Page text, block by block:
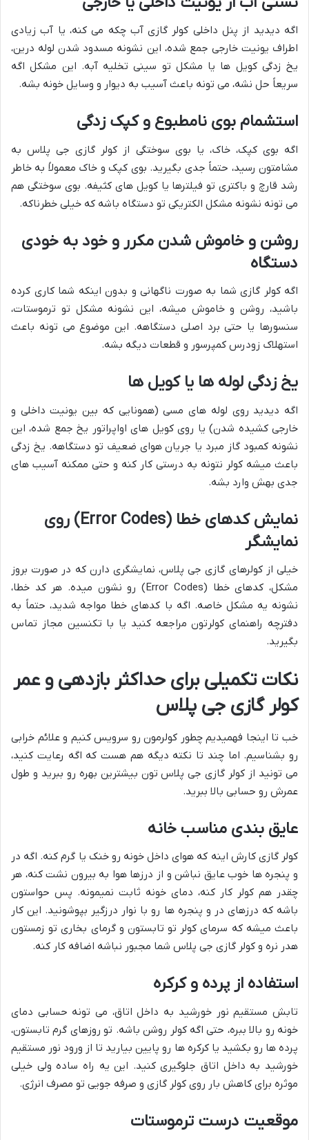
اگه دیدید از پنل داخلی کولر گازی آب چکه می کنه، یا آب زیادی
اطراف یونیت خارجی جمع شده، این نشونه مسدود شدن لوله درین،
یخ زدگی کویل ها یا مشکل تو سینی تخلیه آبه. این مشکل اگه
سریعاً حل نشه، می تونه باعث آسیب به دیوار و وسایل خونه بشه.
استشمام بوی نامطبوع و کپک زدگی
اگه بوی کپک، خاک، یا بوی سوختگی از کولر گازی جی پلاس به
مشامتون رسید، حتماً جدی بگیرید. بوی کپک و خاک معمولاً به خاطر
رشد قارچ و باکتری تو فیلترها یا کویل های کثیفه. بوی سوختگی هم
می تونه نشونه مشکل الکتریکی تو دستگاه باشه که خیلی خطرناکه.
روشن و خاموش شدن مکرر و خود به خودی
دستگاه
اگه کولر گازی شما به صورت ناگهانی و بدون اینکه شما کاری کرده
باشید، روشن و خاموش میشه، این نشونه مشکل تو ترموستات،
سنسورها یا حتی برد اصلی دستگاهه. این موضوع می تونه باعث
استهلاک زودرس کمپرسور و قطعات دیگه بشه.
یخ زدگی لوله ها یا کویل ها
اگه دیدید روی لوله های مسی (همونایی که بین یونیت داخلی و
خارجی کشیده شدن) یا روی کویل های اواپراتور یخ جمع شده، این
نشونه کمبود گاز مبرد یا جریان هوای ضعیف تو دستگاهه. یخ زدگی
باعث میشه کولر نتونه به درستی کار کنه و حتی ممکنه آسیب های
جدی بهش وارد بشه.
نمایش کدهای خطا (Error Codes) روی
نمایشگر
خیلی از کولرهای گازی جی پلاس، نمایشگری دارن که در صورت بروز
مشکل، کدهای خطا (Error Codes) رو نشون میده. هر کد خطا،
نشونه یه مشکل خاصه. اگه با کدهای خطا مواجه شدید، حتماً به
دفترچه راهنمای کولرتون مراجعه کنید یا با تکنسین مجاز تماس
بگیرید.
نکات تکمیلی برای حداکثر بازدهی و عمر
کولر گازی جی پلاس
خب تا اینجا فهمیدیم چطور کولرمون رو سرویس کنیم و علائم خرابی
رو بشناسیم. اما چند تا نکته دیگه هم هست که اگه رعایت کنید،
می تونید از کولر گازی جی پلاس تون بیشترین بهره رو ببرید و طول
عمرش رو حسابی بالا ببرید.
عایق بندی مناسب خانه
کولر گازی کارش اینه که هوای داخل خونه رو خنک یا گرم کنه. اگه در
و پنجره ها خوب عایق نباشن و از درزها هوا به بیرون نشت کنه، هر
چقدر هم کولر کار کنه، دمای خونه ثابت نمیمونه. پس حواستون
باشه که درزهای در و پنجره ها رو با نوار درزگیر بپوشونید. این کار
باعث میشه که سرمای کولر تو تابستون و گرمای بخاری تو زمستون
هدر نره و کولر گازی جی پلاس شما مجبور نباشه اضافه کار کنه.
استفاده از پرده و کرکره
تابش مستقیم نور خورشید به داخل اتاق، می تونه حسابی دمای
خونه رو بالا ببره، حتی اگه کولر روشن باشه. تو روزهای گرم تابستون،
پرده ها رو بکشید یا کرکره ها رو پایین بیارید تا از ورود نور مستقیم
خورشید به داخل اتاق جلوگیری کنید. این یه راه ساده ولی خیلی
موثره برای کاهش بار روی کولر گازی و صرفه جویی تو مصرف انرژی.
موقعیت درست ترموستات